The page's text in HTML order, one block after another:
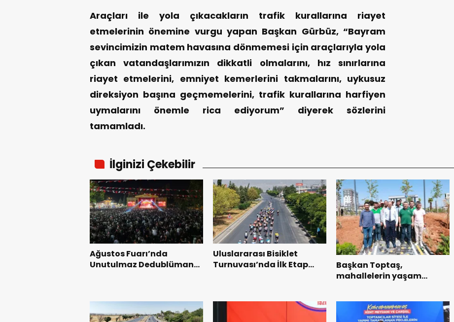
Araçları ile yola çıkacakların trafik kurallarına riayet
etmelerinin önemine vurgu yapan Başkan Gürbüz, “Bayram
sevincimizin matem havasına dönmemesi için araçlarıyla yola
çıkan vatandaşlarımızın dikkatli olmalarını, hız sınırlarına
riayet etmelerini, emniyet kemerlerini takmalarını, uykusuz
direksiyon başına geçmemelerini, trafik kurallarına harfiyen
uymalarını önemle rica ediyorum” diyerek sözlerini
tamamladı.
İlginizi Çekebilir
Ağustos Fuarı’nda
Unutulmaz Dedublüman
Uluslararası Bisiklet
Turnuvası’nda İlk Etap
Başkan Toptaş,
mahallelerin yaşam